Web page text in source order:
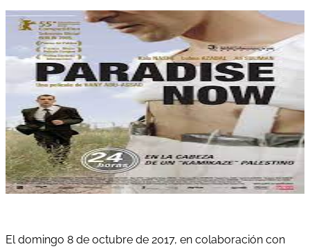
El domingo 8 de octubre de 2017, en colaboración con